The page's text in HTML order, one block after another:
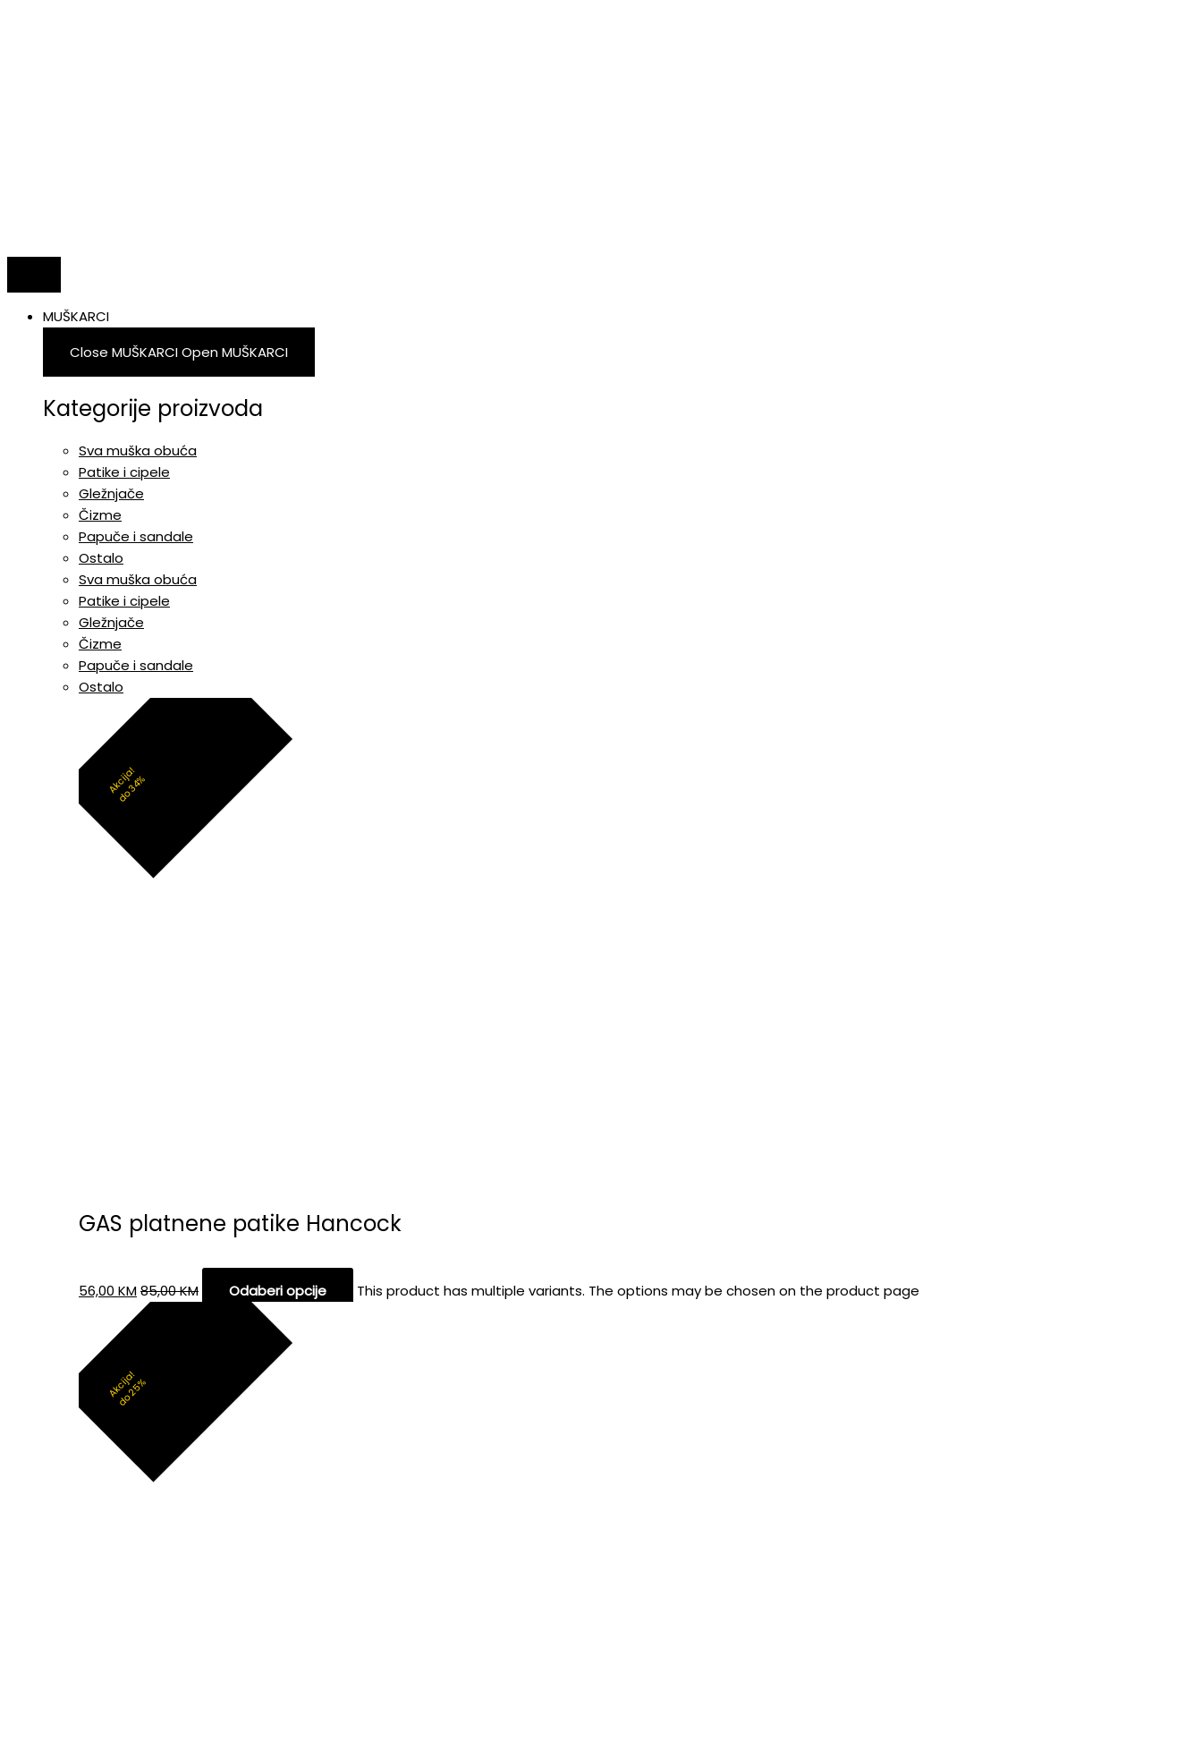
MUŠKARCI
Close MUŠKARCIOpen MUŠKARCI
Kategorije proizvoda
Sva muška obuća
Patike i cipele
Gležnjače
Čizme
Papuče i sandale
Ostalo
Sva muška obuća
Patike i cipele
Gležnjače
Čizme
Papuče i sandale
Ostalo
Akcija!
do 34%
GAS platnene patike Hancock
56,00 KM85,00KM Odaberi opcije This product has multiple variants. The options may be chosen on the product page
Akcija!
do 25%